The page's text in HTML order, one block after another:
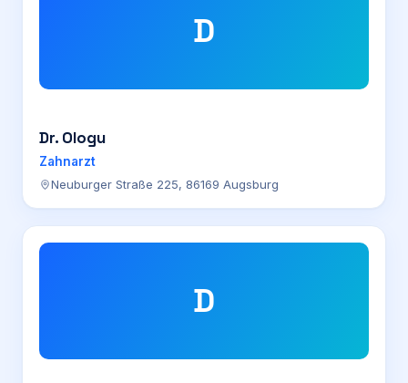
D
Dr. Ologu
Zahnarzt
Neuburger Straße 225, 86169 Augsburg
D